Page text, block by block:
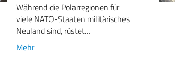
Während die Polarregionen für
viele NATO-Staaten militärisches
Neuland sind, rüstet…
Mehr